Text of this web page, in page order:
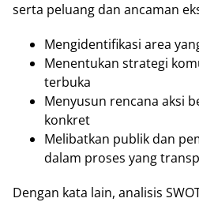
serta peluang dan ancaman
Mengidentifikasi area
Menentukan strategi
terbuka
Menyusun rencana aksi
konkret
Melibatkan publik dan
dalam proses yang
Dengan kata lain, analisis